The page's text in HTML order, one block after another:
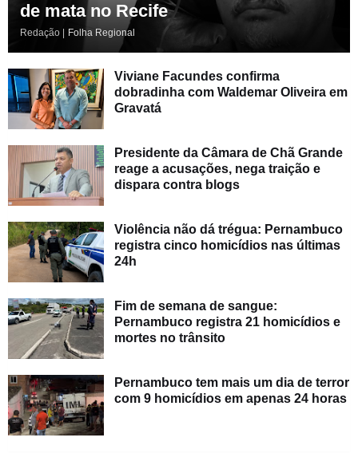
de mata no Recife
Redação | Folha Regional
Viviane Facundes confirma
dobradinha com Waldemar Oliveira em
Gravatá
Presidente da Câmara de Chã Grande
reage a acusações, nega traição e
dispara contra blogs
Violência não dá trégua: Pernambuco
registra cinco homicídios nas últimas
24h
Fim de semana de sangue:
Pernambuco registra 21 homicídios e
mortes no trânsito
Pernambuco tem mais um dia de terror
com 9 homicídios em apenas 24 horas